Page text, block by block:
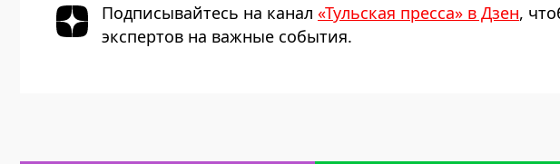
Подписывайтесь на канал «Тульская пресса» в Дзен,
экспертов на важные события.